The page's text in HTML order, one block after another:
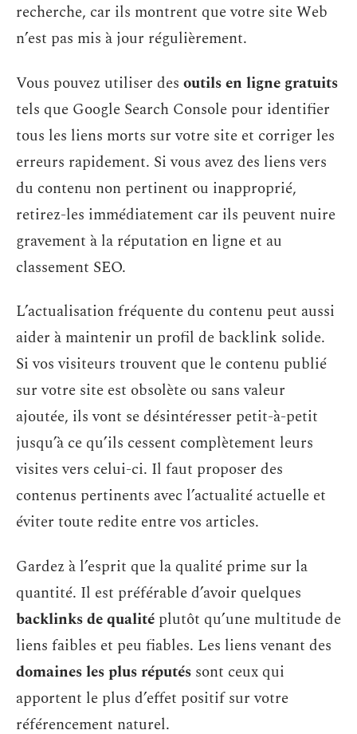
recherche, car ils montrent que votre site Web
n’est pas mis à jour régulièrement.
Vous pouvez utiliser des outils en ligne gratuits
tels que Google Search Console pour identifier
tous les liens morts sur votre site et corriger les
erreurs rapidement. Si vous avez des liens vers
du contenu non pertinent ou inapproprié,
retirez-les immédiatement car ils peuvent nuire
gravement à la réputation en ligne et au
classement SEO.
L’actualisation fréquente du contenu peut aussi
aider à maintenir un profil de backlink solide.
Si vos visiteurs trouvent que le contenu publié
sur votre site est obsolète ou sans valeur
ajoutée, ils vont se désintéresser petit-à-petit
jusqu’à ce qu’ils cessent complètement leurs
visites vers celui-ci. Il faut proposer des
contenus pertinents avec l’actualité actuelle et
éviter toute redite entre vos articles.
Gardez à l’esprit que la qualité prime sur la
quantité. Il est préférable d’avoir quelques
backlinks de qualité plutôt qu’une multitude de
liens faibles et peu fiables. Les liens venant des
domaines les plus réputés sont ceux qui
apportent le plus d’effet positif sur votre
référencement naturel.